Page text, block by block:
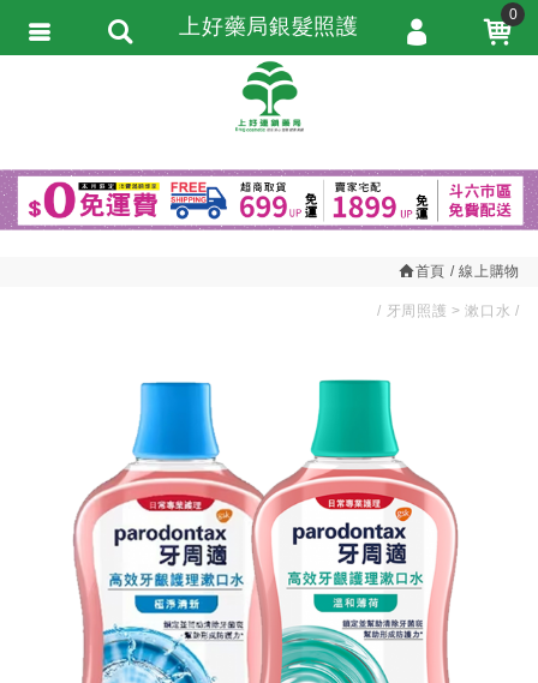
首頁 線上購物
牙周照護 漱口水
上好藥局銀髮照護 0
會員登入
會員註冊
忘記密碼
訂單查詢
繁體中文